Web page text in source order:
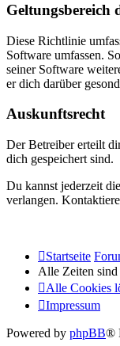
Geltungsbereich
Diese Richtlinie
Software umfassen.
seiner Software
er dich darüber
Auskunftsrecht
Der Betreiber erteilt
dich gespeichert sind.
Du kannst jederzeit
verlangen.
Startseite
Alle Zeiten sind
Alle Cookies
Impressum
Powered by phpBB®